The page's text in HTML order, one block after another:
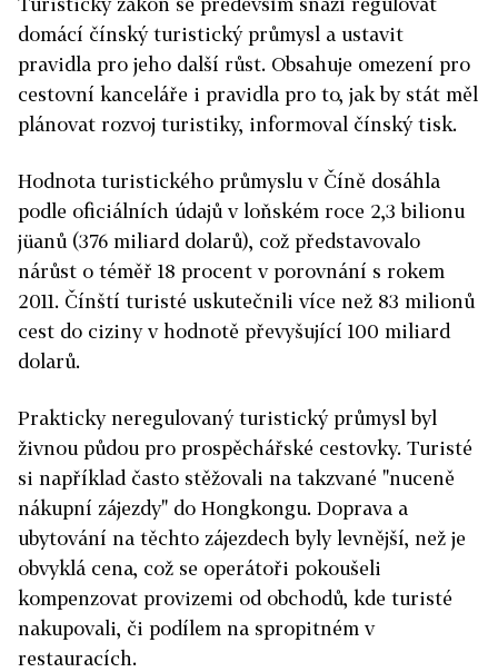
domácí čínský turistický průmysl a ustavit
pravidla pro jeho další růst. Obsahuje omezení pro
cestovní kanceláře i pravidla pro to, jak by stát měl
plánovat rozvoj turistiky, informoval čínský tisk.
Hodnota turistického průmyslu v Číně dosáhla
podle oficiálních údajů v loňském roce 2,3 bilionu
jüanů (376 miliard dolarů), což představovalo
nárůst o téměř 18 procent v porovnání s rokem
2011. Čínští turisté uskutečnili více než 83 milionů
cest do ciziny v hodnotě převyšující 100 miliard
dolarů.
Prakticky neregulovaný turistický průmysl byl
živnou půdou pro prospěchářské cestovky. Turisté
si například často stěžovali na takzvané "nuceně
nákupní zájezdy" do Hongkongu. Doprava a
ubytování na těchto zájezdech byly levnější, než je
obvyklá cena, což se operátoři pokoušeli
kompenzovat provizemi od obchodů, kde turisté
nakupovali, či podílem na spropitném v
restauracích.